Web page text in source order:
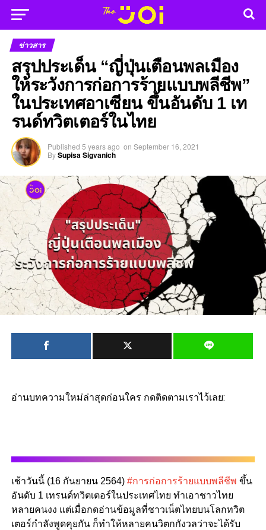
ข่าวสาร
สรุปประเด็น “ญี่ปุ่นเตือนพลเมือง
ให้ระวังการก่อการร้ายแบบพลีชีพ”
ในประเทศอาเซียน ขึ้นอันดับ 1 เท
รนด์ทวิตเตอร์ในไทย
Published 5 years ago on September 16, 2021
BySupisa Sigvanich
อ่านบทความใหม่ล่าสุดก่อนใคร กดติดตามเราไว้เลย:
เช้าวันนี้ (16 กันยายน 2564) #การก่อการร้ายแบบพลีชีพ ขึ้น
อันดับ 1 เทรนด์ทวิตเตอร์ในประเทศไทย ทำเอาชาวไทย
หลายคนงง แต่เมื่อกดอ่านข้อมูลที่ชาวเน็ตไทยบนโลกทวิต
เตอร์กำลังพูดคุยกัน ก็ทำให้หลายคนวิตกกังวลว่าจะได้รับ